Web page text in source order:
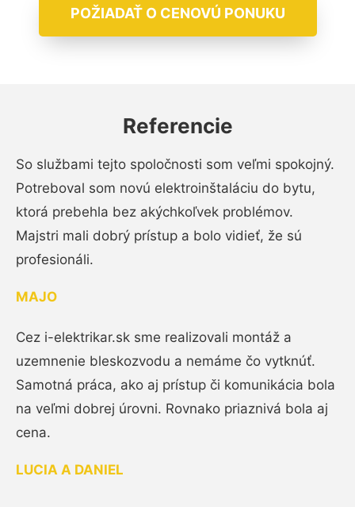
POŽIADAŤ O CENOVÚ PONUKU
Referencie
So službami tejto spoločnosti som veľmi spokojný.
Potreboval som novú elektroinštaláciu do bytu,
ktorá prebehla bez akýchkoľvek problémov.
Majstri mali dobrý prístup a bolo vidieť, že sú
profesionáli.
MAJO
Cez i-elektrikar.sk sme realizovali montáž a
uzemnenie bleskozvodu a nemáme čo vytknúť.
Samotná práca, ako aj prístup či komunikácia bola
na veľmi dobrej úrovni. Rovnako priaznivá bola aj
cena.
LUCIA A DANIEL